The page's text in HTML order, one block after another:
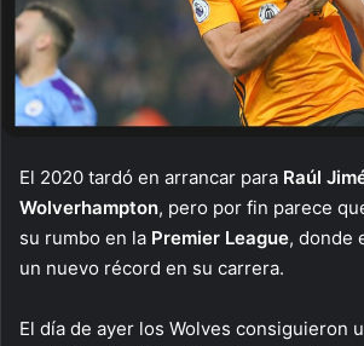
El 2020 tardó en arrancar para Raúl
Wolverhampton, pero por fin parece
su rumbo en la Premier League, donde
un nuevo récord en su carrera.
El día de ayer los Wolves consiguieron